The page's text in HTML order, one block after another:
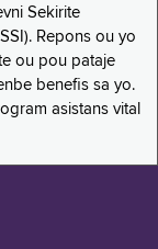
Sekirite
Repons ou yo
ou pou pataje
benefis sa yo.
asistans vital